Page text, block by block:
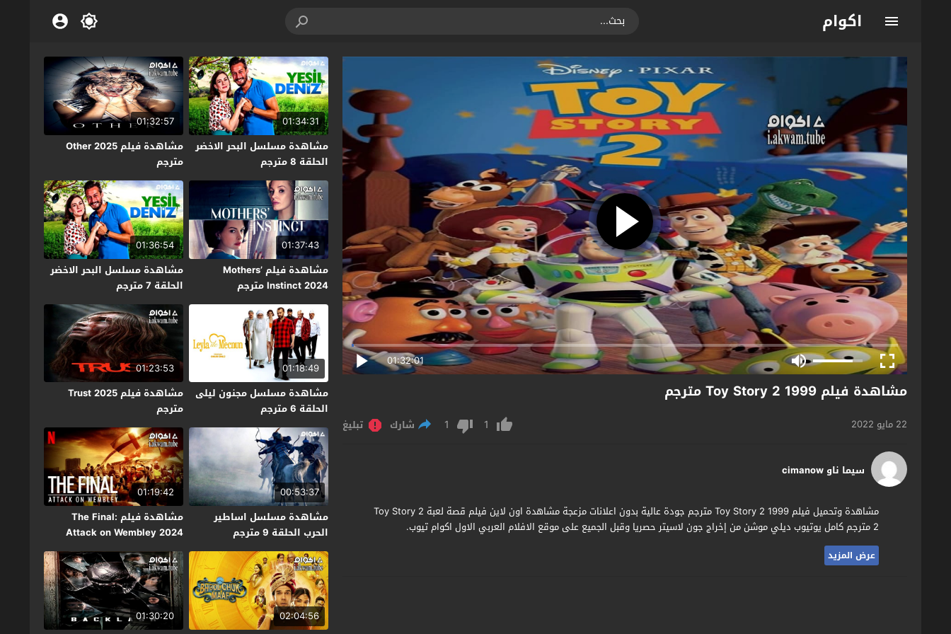
اكوام
01:32:01
مشاهدة فيلم Toy Story 2 1999 مترجم
22 مايو 2022 1
1 شارك تبليغ
سيما ناو cimanow
مشاهدة وتحميل فيلم Toy Story 2 1999 مترجم جودة عالية بدون اعلانات مزعجة مشاهدة اون لاين فيلم قصة لعبة 2 Toy Story
2 مترجم كامل يوتيوب ديلي موشن من إخراج جون لاسيتر حصريا وقبل الجميع على موقع الافلام العربي الاول اكوام تيوب.
عرض المزيد
01:34:31
مشاهدة مسلسل البحر الاخضر
الحلقة 8 مترجم
01:32:57
مشاهدة فيلم Other 2025
مترجم
01:37:43
مشاهدة فيلم Mothers’
Instinct 2024 مترجم
01:36:54
مشاهدة مسلسل البحر الاخضر
الحلقة 7 مترجم
01:18:49
مشاهدة مسلسل مجنون ليلى
الحلقة 6 مترجم
01:23:53
مشاهدة فيلم Trust 2025
مترجم
00:53:37
مشاهدة مسلسل اساطير
الحرب الحلقة 9 مترجم
01:19:42
مشاهدة فيلم The Final:
Attack on Wembley 2024
مترجم
02:04:56
01:30:20